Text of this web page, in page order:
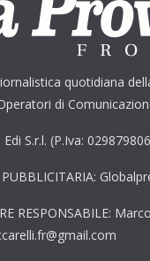
quotidiana
di
Edi S.r.l. (P.Iva:
RESPONSABILE: